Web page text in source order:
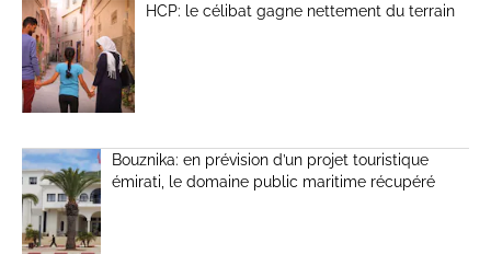
HCP: le célibat gagne nettement du terrain
Bouznika: en prévision d’un projet touristique
émirati, le domaine public maritime récupéré